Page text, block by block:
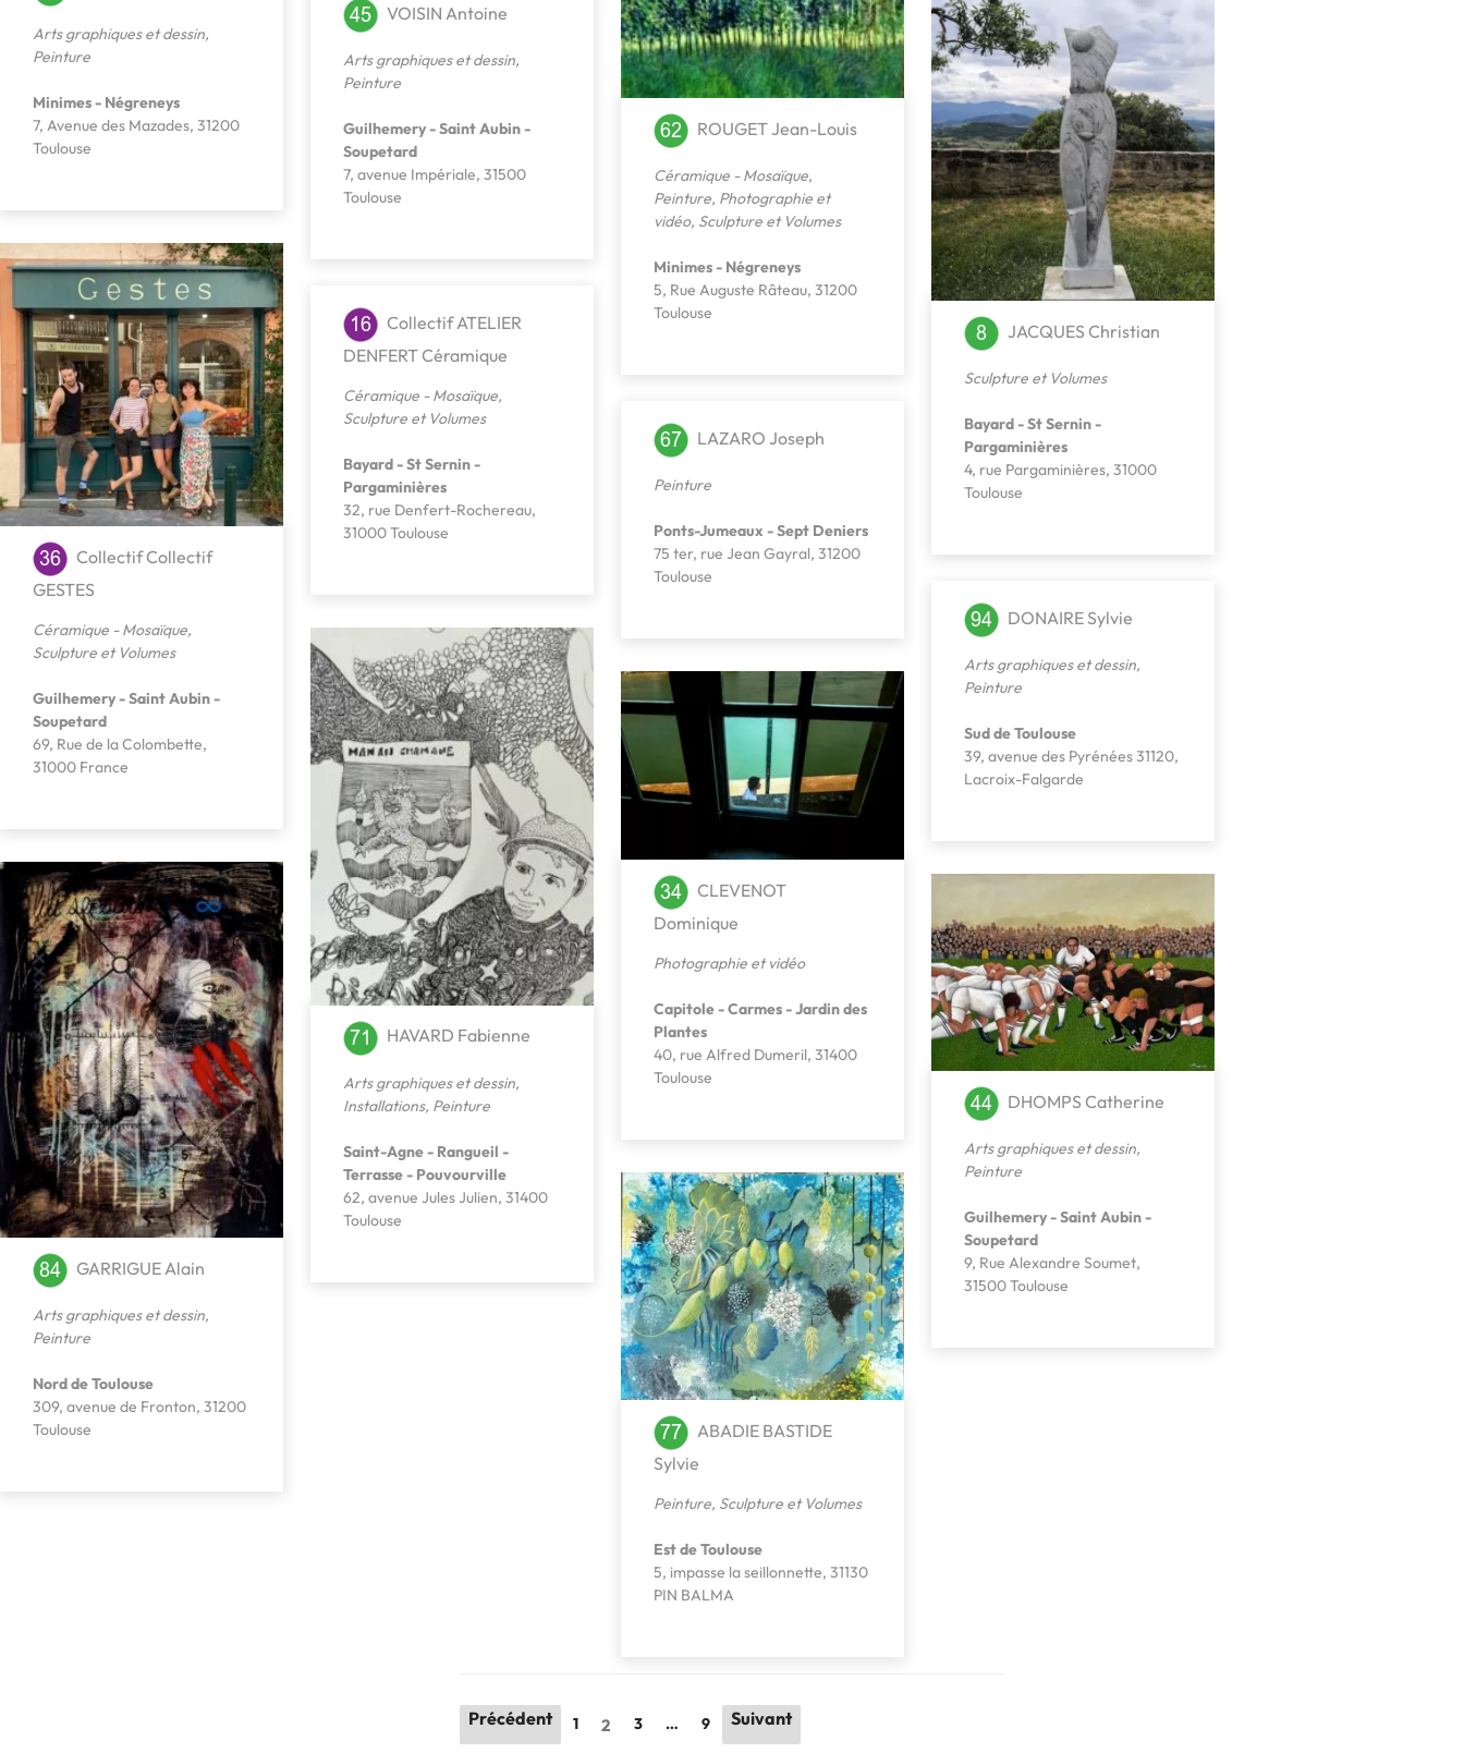
Arts graphiques et dessin,
Peinture
Minimes - Négreneys
7, Avenue des Mazades, 31200
Toulouse
ROUGET Jean-Louis
Céramique - Mosaïque,
Peinture, Photographie et
vidéo, Sculpture et Volumes
Minimes - Négreneys
5, Rue Auguste Râteau, 31200
Toulouse
VOISIN Antoine
Arts graphiques et dessin,
Peinture
Guilhemery - Saint Aubin -
Soupetard
7, avenue Impériale, 31500
Toulouse
JACQUES Christian
Sculpture et Volumes
Bayard - St Sernin -
Pargaminières
4, rue Pargaminières, 31000
Toulouse
Collectif Collectif
GESTES
Céramique - Mosaïque,
Sculpture et Volumes
Guilhemery - Saint Aubin -
Soupetard
69, Rue de la Colombette,
31000 France
Collectif ATELIER
DENFERT Céramique
Céramique - Mosaïque,
Sculpture et Volumes
Bayard - St Sernin -
Pargaminières
32, rue Denfert-Rochereau,
31000 Toulouse
LAZARO Joseph
Peinture
Ponts-Jumeaux - Sept Deniers
75 ter, rue Jean Gayral, 31200
Toulouse
DONAIRE Sylvie
Arts graphiques et dessin,
Peinture
Sud de Toulouse
39, avenue des Pyrénées 31120,
Lacroix-Falgarde
HAVARD Fabienne
Arts graphiques et dessin,
Installations, Peinture
Saint-Agne - Rangueil -
Terrasse - Pouvourville
62, avenue Jules Julien, 31400
Toulouse
CLEVENOT
Dominique
Photographie et vidéo
Capitole - Carmes - Jardin des
Plantes
40, rue Alfred Dumeril, 31400
Toulouse
GARRIGUE Alain
Arts graphiques et dessin,
Peinture
Nord de Toulouse
309, avenue de Fronton, 31200
Toulouse
DHOMPS Catherine
Arts graphiques et dessin,
Peinture
Guilhemery - Saint Aubin -
Soupetard
9, Rue Alexandre Soumet,
31500 Toulouse
ABADIE BASTIDE
Sylvie
Peinture, Sculpture et Volumes
Est de Toulouse
5, impasse la seillonnette, 31130
PIN BALMA
Précédent 1 2 3 … 9 Suivant